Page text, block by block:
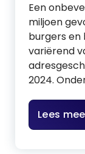
Een
miljoen
burgers en
variërend
2024.
Lees